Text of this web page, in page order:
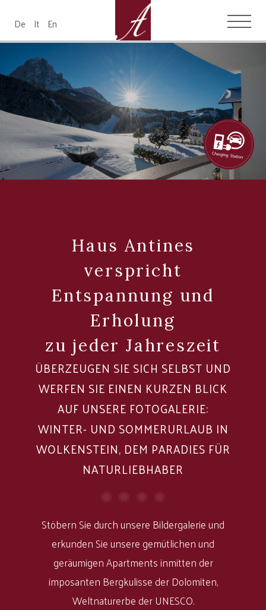
De It En
Haus Antines
verspricht
Entspannung und
Erholung
zu jeder Jahreszeit
ÜBERZEUGEN SIE SICH SELBST UND
WERFEN SIE EINEN KURZEN BLICK
AUF UNSERE FOTOGALERIE:
WINTER- UND SOMMERURLAUB IN
WOLKENSTEIN, DEM PARADIES FÜR
NATURLIEBHABER
Stöbern Sie durch unsere Bildergalerie und
erkunden Sie unsere gemütlichen und
geräumigen Apartments inmitten der
imposanten Bergkulisse der Dolomiten,
Weltnaturerbe der UNESCO.